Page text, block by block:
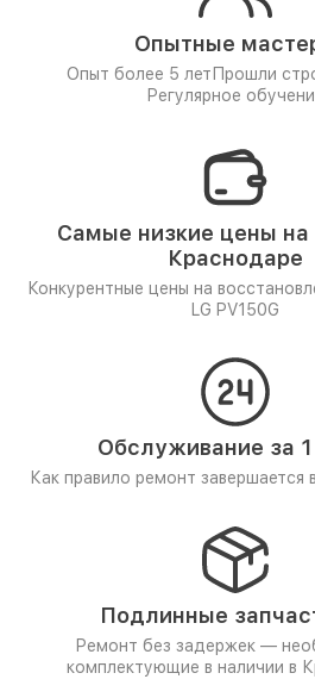
Опытные
Опыт более 5 лет Прошли
Регулярное
Самые низкие цены на
Краснодаре
Конкурентные цены на
LG PV150G
Обслуживание за
Как правило ремонт завершается
Подлинные
Ремонт без задержек —
комплектующие в наличии в